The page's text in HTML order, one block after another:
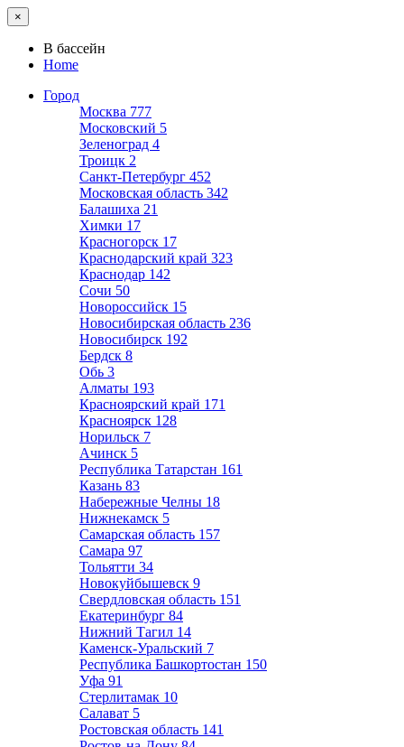
×
В бассейн
Home
Город
Москва 777
Московский 5
Зеленоград 4
Троицк 2
Санкт-Петербург 452
Московская область 342
Балашиха 21
Химки 17
Красногорск 17
Краснодарский край 323
Краснодар 142
Сочи 50
Новороссийск 15
Новосибирская область 236
Новосибирск 192
Бердск 8
Обь 3
Алматы 193
Красноярский край 171
Красноярск 128
Норильск 7
Ачинск 5
Республика Татарстан 161
Казань 83
Набережные Челны 18
Нижнекамск 5
Самарская область 157
Самара 97
Тольятти 34
Новокуйбышевск 9
Свердловская область 151
Екатеринбург 84
Нижний Тагил 14
Каменск-Уральский 7
Республика Башкортостан 150
Уфа 91
Стерлитамак 10
Салават 5
Ростовская область 141